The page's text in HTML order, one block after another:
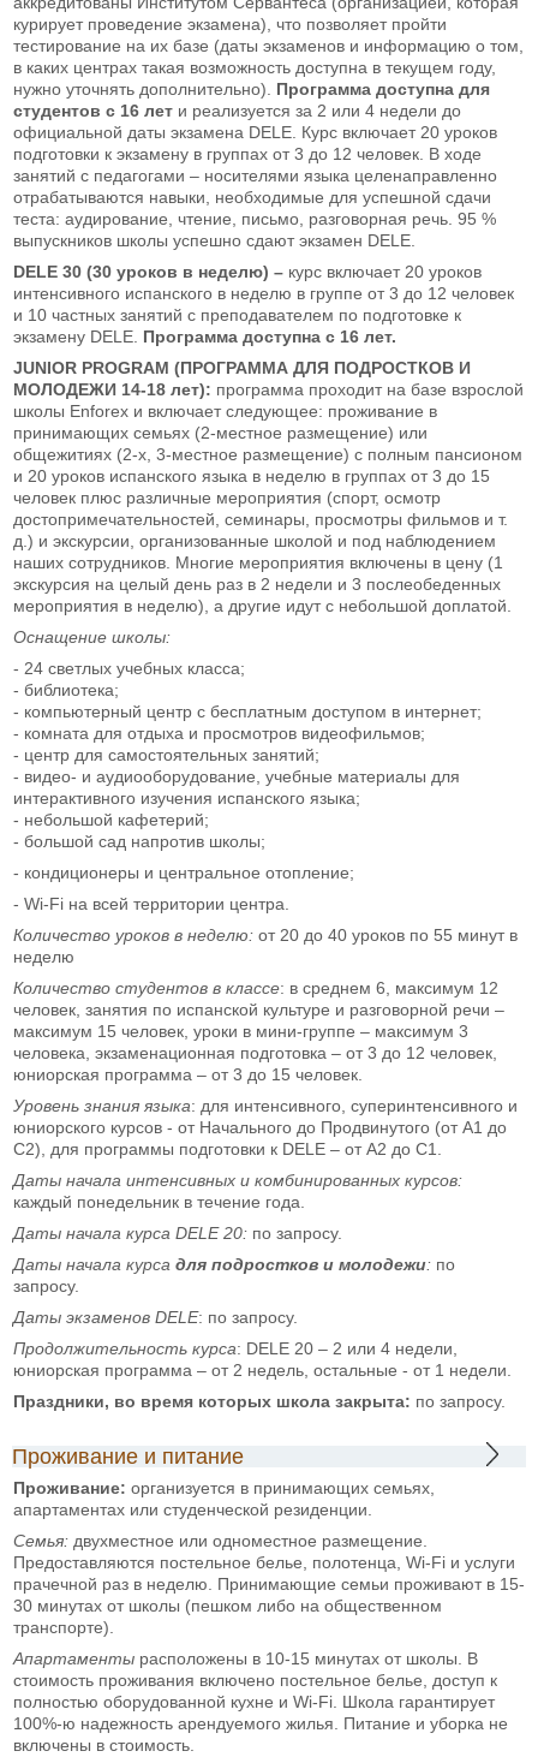
курирует проведение экзамена), что позволяет пройти
тестирование на их базе (даты экзаменов и информацию о том,
в каких центрах такая возможность доступна в текущем году,
нужно уточнять дополнительно). Программа доступна для
студентов с 16 лет и реализуется за 2 или 4 недели до
официальной даты экзамена DELE. Курс включает 20 уроков
подготовки к экзамену в группах от 3 до 12 человек. В ходе
занятий с педагогами – носителями языка целенаправленно
отрабатываются навыки, необходимые для успешной сдачи
теста: аудирование, чтение, письмо, разговорная речь. 95 %
выпускников школы успешно сдают экзамен DELE.
DELE 30 (30 уроков в неделю) – курс включает 20 уроков
интенсивного испанского в неделю в группе от 3 до 12 человек
и 10 частных занятий с преподавателем по подготовке к
экзамену DELE. Программа доступна с 16 лет.
JUNIOR PROGRAM (ПРОГРАММА ДЛЯ ПОДРОСТКОВ И
МОЛОДЕЖИ 14-18 лет): программа проходит на базе взрослой
школы Enforex и включает следующее: проживание в
принимающих семьях (2-местное размещение) или
общежитиях (2-х, 3-местное размещение) с полным пансионом
и 20 уроков испанского языка в неделю в группах от 3 до 15
человек плюс различные мероприятия (спорт, осмотр
достопримечательностей, семинары, просмотры фильмов и т.
д.) и экскурсии, организованные школой и под наблюдением
наших сотрудников. Многие мероприятия включены в цену (1
экскурсия на целый день раз в 2 недели и 3 послеобеденных
мероприятия в неделю), а другие идут с небольшой доплатой.
Оснащение школы:
- 24 светлых учебных класса;
- библиотека;
- компьютерный центр с бесплатным доступом в интернет;
- комната для отдыха и просмотров видеофильмов;
- центр для самостоятельных занятий;
- видео- и аудиооборудование, учебные материалы для
интерактивного изучения испанского языка;
- небольшой кафетерий;
- большой сад напротив школы;
- кондиционеры и центральное отопление;
- Wi-Fi на всей территории центра.
Количество уроков в неделю: от 20 до 40 уроков по 55 минут в
неделю
Количество студентов в классе: в среднем 6, максимум 12
человек, занятия по испанской культуре и разговорной речи –
максимум 15 человек, уроки в мини-группе – максимум 3
человека, экзаменационная подготовка – от 3 до 12 человек,
юниорская программа – от 3 до 15 человек.
Уровень знания языка: для интенсивного, суперинтенсивного и
юниорского курсов - от Начального до Продвинутого (от А1 до
С2), для программы подготовки к DELE – от А2 до С1.
Даты начала интенсивных и комбинированных курсов:
каждый понедельник в течение года.
Даты начала курса DELE20: по запросу.
Даты начала курса для подростков и молодежи: по
запросу.
Даты экзаменов DELE: по запросу.
Продолжительность курса: DELE 20 – 2 или 4 недели,
юниорская программа – от 2 недель, остальные - от 1 недели.
Праздники, во время которых школа закрыта: по запросу.
Проживание и питание
Проживание: организуется в принимающих семьях,
апартаментах или студенческой резиденции.
Семья: двухместное или одноместное размещение.
Предоставляются постельное белье, полотенца, Wi-Fi и услуги
прачечной раз в неделю. Принимающие семьи проживают в 15-
30 минутах от школы (пешком либо на общественном
транспорте).
Апартаменты расположены в 10-15 минутах от школы. В
стоимость проживания включено постельное белье, доступ к
полностью оборудованной кухне и Wi-Fi. Школа гарантирует
100%-ю надежность арендуемого жилья. Питание и уборка не
включены в стоимость.